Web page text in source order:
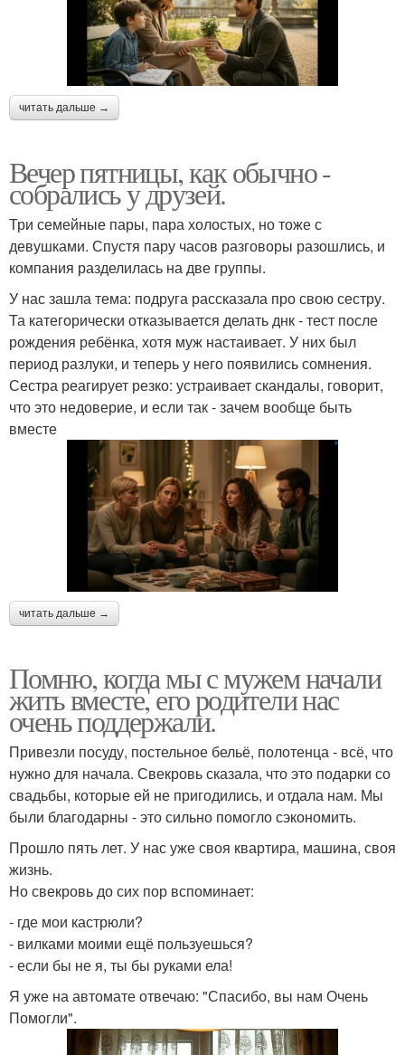
читать дальше →
Вечер пятницы, как обычно -
собрались у друзей.
Три семейные пары, пара холостых, но тоже с
девушками. Спустя пару часов разговоры разошлись, и
компания разделилась на две группы.
У нас зашла тема: подруга рассказала про свою сестру.
Та категорически отказывается делать днк - тест после
рождения ребёнка, хотя муж настаивает. У них был
период разлуки, и теперь у него появились сомнения.
Сестра реагирует резко: устраивает скандалы, говорит,
что это недоверие, и если так - зачем вообще быть
вместе
читать дальше →
Помню, когда мы с мужем начали
жить вместе, его родители нас
очень поддержали.
Привезли посуду, постельное бельё, полотенца - всё, что
нужно для начала. Свекровь сказала, что это подарки со
свадьбы, которые ей не пригодились, и отдала нам. Мы
были благодарны - это сильно помогло сэкономить.
Прошло пять лет. У нас уже своя квартира, машина, своя
жизнь.
Но свекровь до сих пор вспоминает:
- где мои кастрюли?
- вилками моими ещё пользуешься?
- если бы не я, ты бы руками ела!
Я уже на автомате отвечаю: "Спасибо, вы нам Очень
Помогли".